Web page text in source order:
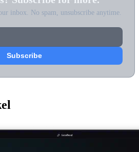
inbox. No spam, unsubscribe anytime.